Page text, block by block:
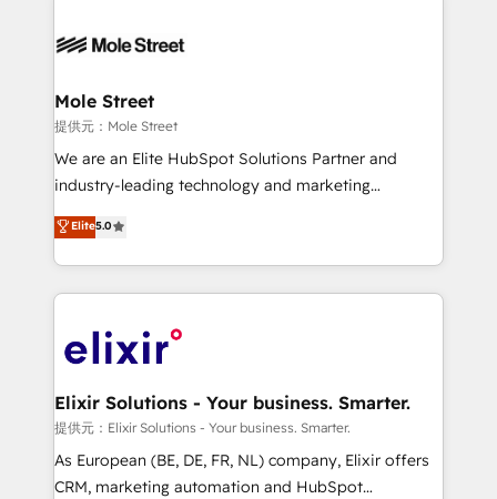
workflows; automation agents; process optimization
Healthcare: HIPAA implementations; secure data
workflows 💼 Financial Services: compliant
workflows; audit-ready reporting ⚖️ Legal: client
intake; pipeline and document workflows 🛒 E-
revenue automation 🏢 Real Estate: deal pipelines;
portfolio and lifecycle management 🏭
HIPAA-aware; CASL-compliant; GDPR-ready
implementations where required 💡 Why 500+
built to scale.
Mole Street
提供元：Mole Street
We are an Elite HubSpot Solutions Partner and
industry-leading technology and marketing
consultancy. Our focus is on enterprise and mid-
market B2B companies globally that want a strategic
approach to execute their goals through creative
applications of our solutions; Technical HubSpot
Design, Migrations + Integrations. Mole Street’s
greatness, which is achieved through creating
absolute clarity, derived from a well-defined
strategy, executed well, and reported on with clear
results. The culture is driven by core values; Joy, Grit,
Elite5.0
Elixir Solutions - Your business. Smarter.
提供元：Elixir Solutions - Your business. Smarter.
As European (BE, DE, FR, NL) company, Elixir offers
CRM, marketing automation and HubSpot